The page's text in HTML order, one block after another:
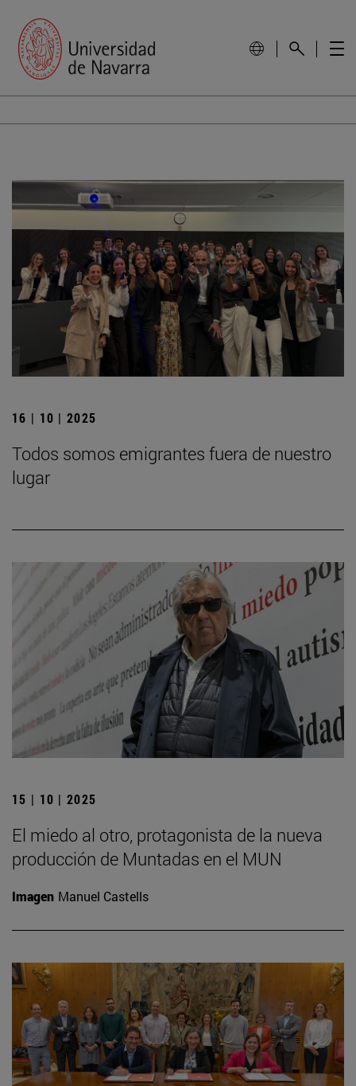
16 | 10 | 2025
Todos somos emigrantes fuera de nuestro
lugar
15 | 10 | 2025
El miedo al otro, protagonista de la nueva
producción de Muntadas en el MUN
Imagen Manuel Castells